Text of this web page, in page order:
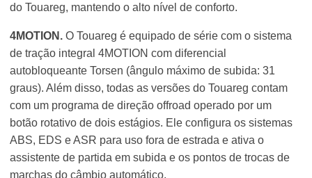
do Touareg, mantendo o alto nível de conforto.
4MOTION. O Touareg é equipado de série com o sistema
de tração integral 4MOTION com diferencial
autobloqueante Torsen (ângulo máximo de subida: 31
graus). Além disso, todas as versões do Touareg contam
com um programa de direção offroad operado por um
botão rotativo de dois estágios. Ele configura os sistemas
ABS, EDS e ASR para uso fora de estrada e ativa o
assistente de partida em subida e os pontos de trocas de
marchas do câmbio automático.